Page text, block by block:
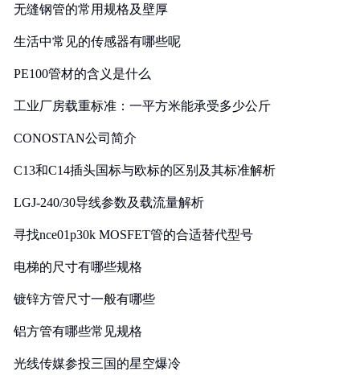
无缝钢管的常用规格及壁厚
生活中常见的传感器有哪些呢
PE100管材的含义是什么
工业厂房载重标准：一平方米能承受多少公斤
CONOSTAN公司简介
C13和C14插头国标与欧标的区别及其标准解析
LGJ-240/30导线参数及载流量解析
寻找nce01p30k MOSFET管的合适替代型号
电梯的尺寸有哪些规格
镀锌方管尺寸一般有哪些
铝方管有哪些常见规格
光线传媒参投三国的星空爆冷